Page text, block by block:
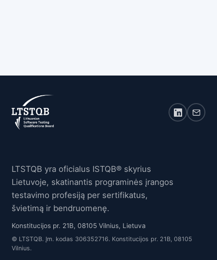
LTSTQB yra oficialus ISTQB® skyrius
Lietuvoje, skatinantis programinės įrangos
testavimo profesiją per sertifikatus,
švietimą ir bendruomenę.
Konstitucijos pr. 21B, 08105 Vilnius, Lietuva
© LTSTQB. Įm. kodas 306352716. Konstitucijos pr. 21B, 08105
Vilnius.